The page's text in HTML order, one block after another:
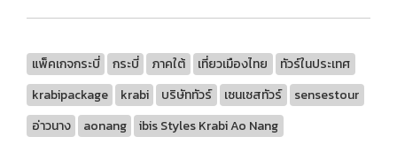
แพ็คเกจกระบี่ กระบี่ ภาคใต้ เที่ยวเมืองไทย
ทัวร์ในประเทศ
krabipackage
krabi บริษัททัวร์ เซนเซสทัวร์
sensestour
อ่าวนาง
aonang ibis Styles Krabi Ao Nang